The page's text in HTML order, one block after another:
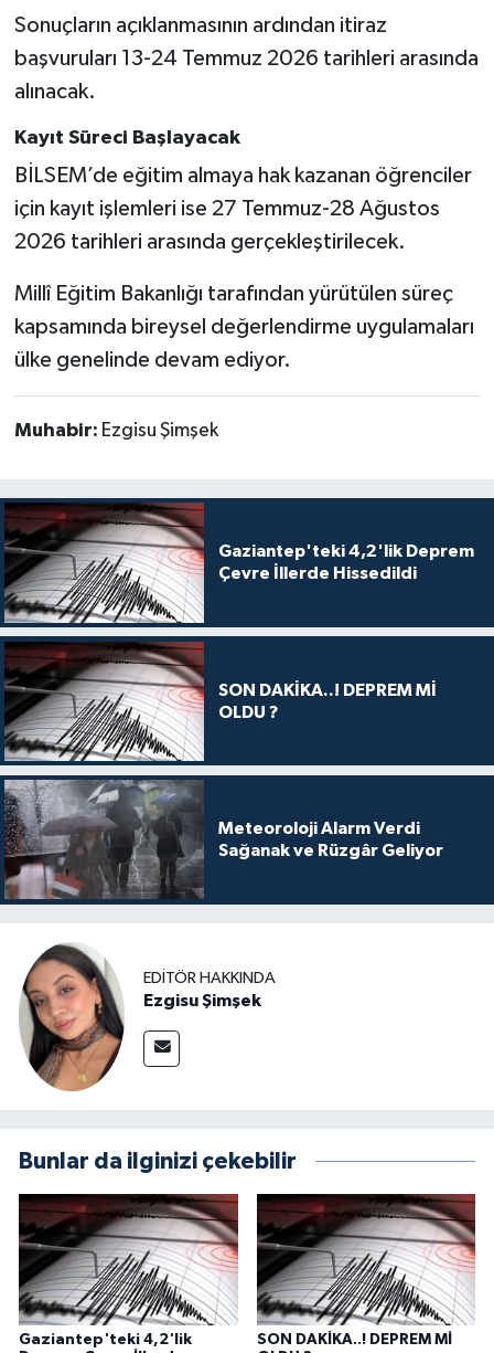
Sonuçların açıklanmasının ardından itiraz
başvuruları 13-24 Temmuz 2026 tarihleri arasında
alınacak.
Kayıt Süreci Başlayacak
BİLSEM’de eğitim almaya hak kazanan öğrenciler
için kayıt işlemleri ise 27 Temmuz-28 Ağustos
2026 tarihleri arasında gerçekleştirilecek.
Millî Eğitim Bakanlığı tarafından yürütülen süreç
kapsamında bireysel değerlendirme uygulamaları
ülke genelinde devam ediyor.
Muhabir: Ezgisu Şimşek
Gaziantep'teki 4,2'lik Deprem
Çevre İllerde Hissedildi
SON DAKİKA..! DEPREM Mİ
OLDU ?
Meteoroloji Alarm Verdi
Sağanak ve Rüzgâr Geliyor
EDITÖR HAKKINDA
Ezgisu Şimşek
Bunlar da ilginizi çekebilir
Gaziantep'teki 4,2'lik
SON DAKİKA..! DEPREM Mİ